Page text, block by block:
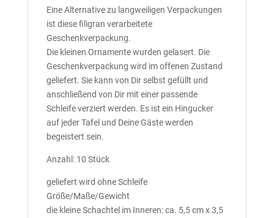
Eine Alternative zu langweiligen Verpackungen
ist diese filigran verarbeitete
Geschenkverpackung.
Die kleinen Ornamente wurden gelasert. Die
Geschenkverpackung wird im offenen Zustand
geliefert. Sie kann von Dir selbst gefüllt und
anschließend von Dir mit einer passende
Schleife verziert werden. Es ist ein Hingucker
auf jeder Tafel und Deine Gäste werden
begeistert sein.
Anzahl: 10 Stück
geliefert wird ohne Schleife
Größe/Maße/Gewicht
die kleine Schachtel im Inneren: ca. 5,5 cm x 3,5